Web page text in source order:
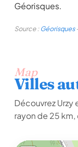
Géorisques.
Source :Géorisques
Map
Villes
Découvrez Urzy
rayon de 25 km,